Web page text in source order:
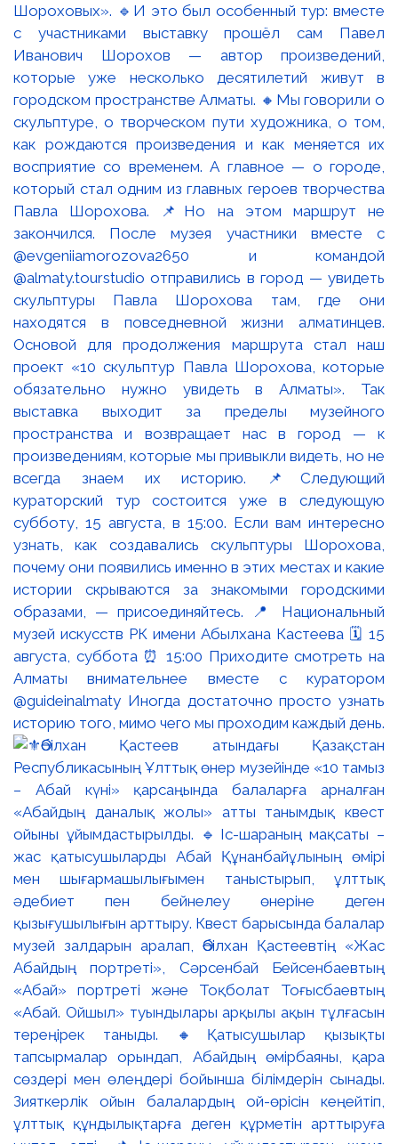
Шороховых». 🔹И это был особенный тур: вместе
с участниками выставку прошёл сам Павел
Иванович Шорохов — автор произведений,
которые уже несколько десятилетий живут в
городском пространстве Алматы. 🔸Мы говорили о
скульптуре, о творческом пути художника, о том,
как рождаются произведения и как меняется их
восприятие со временем. А главное — о городе,
который стал одним из главных героев творчества
Павла Шорохова. 📌Но на этом маршрут не
закончился. После музея участники вместе с
@evgeniiamorozova2650 и командой
@almaty.tourstudio отправились в город — увидеть
скульптуры Павла Шорохова там, где они
находятся в повседневной жизни алматинцев.
Основой для продолжения маршрута стал наш
проект «10 скульптур Павла Шорохова, которые
обязательно нужно увидеть в Алматы». Так
выставка выходит за пределы музейного
пространства и возвращает нас в город — к
произведениям, которые мы привыкли видеть, но не
всегда знаем их историю. 📌Следующий
кураторский тур состоится уже в следующую
субботу, 15 августа, в 15:00. Если вам интересно
узнать, как создавались скульптуры Шорохова,
почему они появились именно в этих местах и какие
истории скрываются за знакомыми городскими
образами, — присоединяйтесь. 📍 Национальный
музей искусств РК имени Абылхана Кастеева 🗓 15
августа, суббота ⏰ 15:00 Приходите смотреть на
Алматы внимательнее вместе с куратором
@guideinalmaty Иногда достаточно просто узнать
историю того, мимо чего мы проходим каждый день.